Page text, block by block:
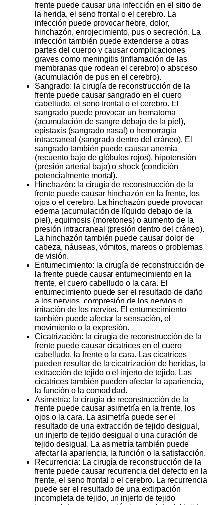
frente puede causar una infección en el sitio de
la herida, el seno frontal o el cerebro. La
infección puede provocar fiebre, dolor,
hinchazón, enrojecimiento, pus o secreción. La
infección también puede extenderse a otras
partes del cuerpo y causar complicaciones
graves como meningitis (inflamación de las
membranas que rodean el cerebro) o absceso
(acumulación de pus en el cerebro).
Sangrado: la cirugía de reconstrucción de la
frente puede causar sangrado en el cuero
cabelludo, el seno frontal o el cerebro. El
sangrado puede provocar un hematoma
(acumulación de sangre debajo de la piel),
epistaxis (sangrado nasal) o hemorragia
intracraneal (sangrado dentro del cráneo). El
sangrado también puede causar anemia
(recuento bajo de glóbulos rojos), hipotensión
(presión arterial baja) o shock (condición
potencialmente mortal).
Hinchazón: la cirugía de reconstrucción de la
frente puede causar hinchazón en la frente, los
ojos o el cerebro. La hinchazón puede provocar
edema (acumulación de líquido debajo de la
piel), equimosis (moretones) o aumento de la
presión intracraneal (presión dentro del cráneo).
La hinchazón también puede causar dolor de
cabeza, náuseas, vómitos, mareos o problemas
de visión.
Entumecimiento: la cirugía de reconstrucción de
la frente puede causar entumecimiento en la
frente, el cuero cabelludo o la cara. El
entumecimiento puede ser el resultado de daño
a los nervios, compresión de los nervios o
irritación de los nervios. El entumecimiento
también puede afectar la sensación, el
movimiento o la expresión.
Cicatrización: la cirugía de reconstrucción de la
frente puede causar cicatrices en el cuero
cabelludo, la frente o la cara. Las cicatrices
pueden resultar de la cicatrización de heridas, la
extracción de tejido o el injerto de tejido. Las
cicatrices también pueden afectar la apariencia,
la función o la comodidad.
Asimetría: la cirugía de reconstrucción de la
frente puede causar asimetría en la frente, los
ojos o la cara. La asimetría puede ser el
resultado de una extracción de tejido desigual,
un injerto de tejido desigual o una curación de
tejido desigual. La asimetría también puede
afectar la apariencia, la función o la satisfacción.
Recurrencia: La cirugía de reconstrucción de la
frente puede causar recurrencia del defecto en la
frente, el seno frontal o el cerebro. La recurrencia
puede ser el resultado de una extirpación
incompleta de tejido, un injerto de tejido